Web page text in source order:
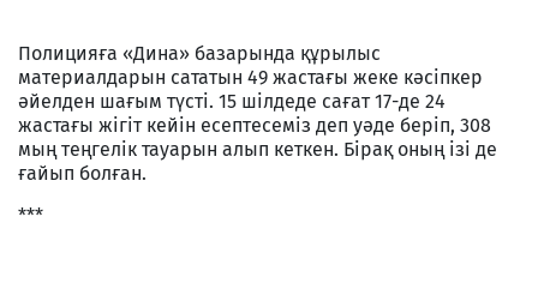
Полицияға «Дина» базарында құрылыс
материалдарын сататын 49 жастағы жеке кәсіпкер
әйелден шағым түсті. 15 шілдеде сағат 17-де 24
жастағы жігіт кейін есептесеміз деп уәде беріп, 308
мың теңгелік тауарын алып кеткен. Бірақ оның ізі де
ғайып болған.
***